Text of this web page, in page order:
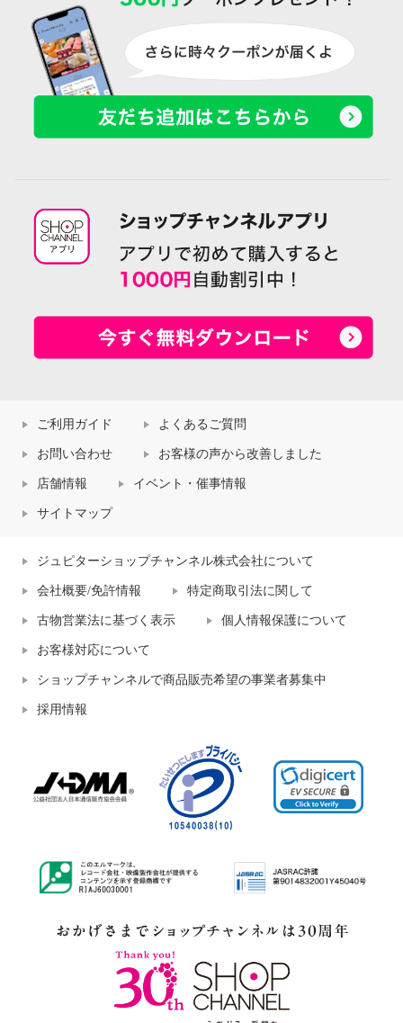
ご利用ガイド よくあるご質問
お問い合わせ お客様の声から改善しました
店舗情報 イベント・催事情報
サイトマップ
ジュピターショップチャンネル株式会社について
会社概要/免許情報 特定商取引法に関して
古物営業法に基づく表示 個人情報保護について
お客様対応について
ショップチャンネルで商品販売希望の事業者募集中
採用情報